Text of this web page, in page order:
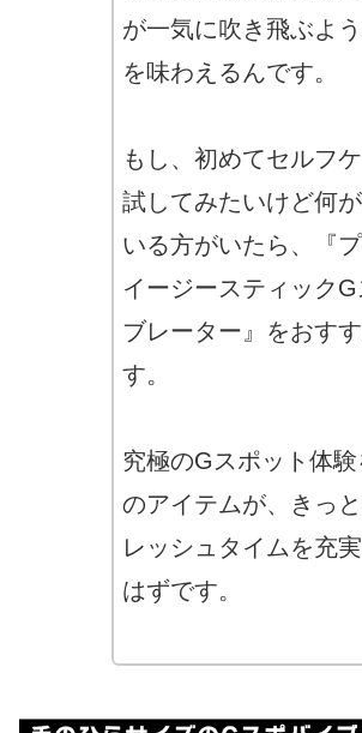
が一気に吹き飛ぶよ
を味わえるんです。
もし、初めてセルフ
試してみたいけど何
いる方がいたら、『
イージースティック
ブレーター』をおす
す。
究極のGスポット体験
のアイテムが、きっ
レッシュタイムを充
はずです。